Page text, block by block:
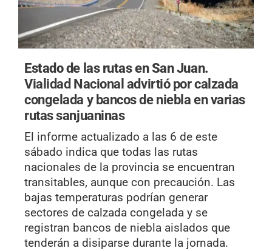
Estado de las rutas en San Juan.
Vialidad Nacional advirtió por calzada
congelada y bancos de niebla en varias
rutas sanjuaninas
El informe actualizado a las 6 de este
sábado indica que todas las rutas
nacionales de la provincia se encuentran
transitables, aunque con precaución. Las
bajas temperaturas podrían generar
sectores de calzada congelada y se
registran bancos de niebla aislados que
tenderán a disiparse durante la jornada.